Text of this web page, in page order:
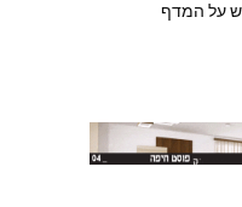
על המדף